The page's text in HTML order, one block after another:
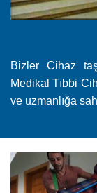
Bizler Cihaz
Medikal Tıbbi
ve uzmanlığa